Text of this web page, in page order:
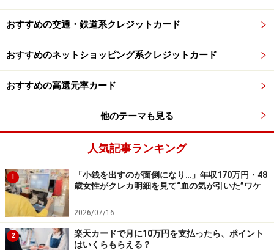
おすすめの交通・鉄道系クレジットカード
おすすめのネットショッピング系クレジットカード
おすすめの高還元率カード
他のテーマも見る
人気記事ランキング
1
「小銭を出すのが面倒になり…」年収170万円・48
歳女性がクレカ明細を見て“血の気が引いた”ワケ
2026/07/16
2
楽天カードで月に10万円を支払ったら、ポイント
はいくらもらえる？